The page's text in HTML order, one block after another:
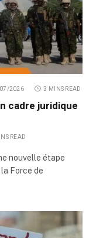
2026 3 MINS READ
cadre juridique
READ
nouvelle étape
Force de